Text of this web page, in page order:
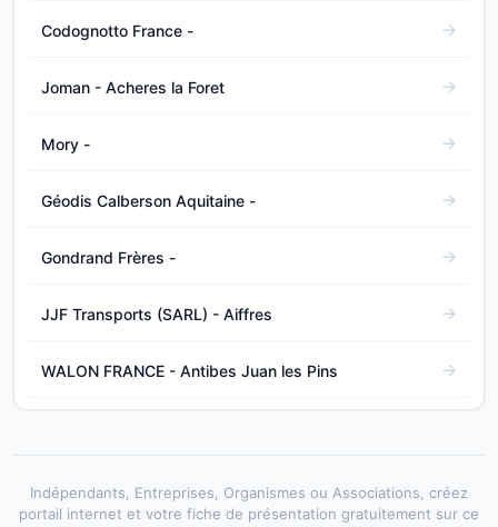
Codognotto France -
Joman - Acheres la Foret
Mory -
Géodis Calberson Aquitaine -
Gondrand Frères -
JJF Transports (SARL) - Aiffres
WALON FRANCE - Antibes Juan les Pins
Indépendants, Entreprises, Organismes ou Associations, créez
portail internet et votre fiche de présentation gratuitement sur ce